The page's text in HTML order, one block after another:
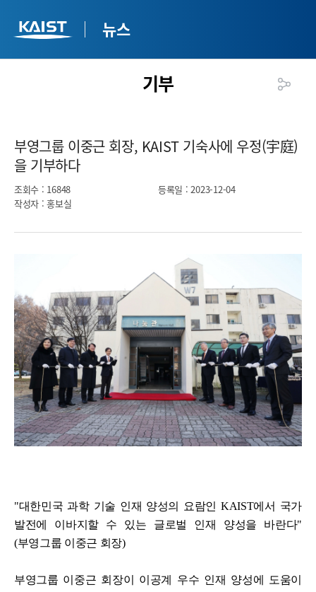
뉴스
기부
부영그룹 이중근 회장, KAIST 기숙사에 우정(宇庭)
을 기부하다​
조회수 : 16848 등록일 : 2023-12-04
작성자 : 홍보실
"대한민국 과학 기술 인재 양성의 요람인 KAIST에서 국가
발전에 이바지할 수 있는 글로벌 인재 양성을 바란다"
(부영그룹 이중근 회장)
부영그룹 이중근 회장이 이공계 우수 인재 양성에 도움이